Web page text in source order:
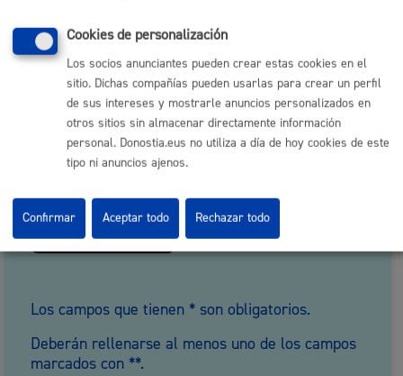
¿Deseas anexar algún documento explicativo de
las razones de tu propuesta? (jpg o pdf - máximo
1MB)
Anexar fichero
Los campos que tienen * son obligatorios.
Deberán rellenarse al menos uno de los campos
marcados con **.
Cookies de personalización
Los socios anunciantes pueden crear estas cookies en el
sitio. Dichas compañías pueden usarlas para crear un perfil
de sus intereses y mostrarle anuncios personalizados en
otros sitios sin almacenar directamente información
personal. Donostia.eus no utiliza a día de hoy cookies de este
tipo ni anuncios ajenos.
Rechazar todo
Confirmar Aceptar todo